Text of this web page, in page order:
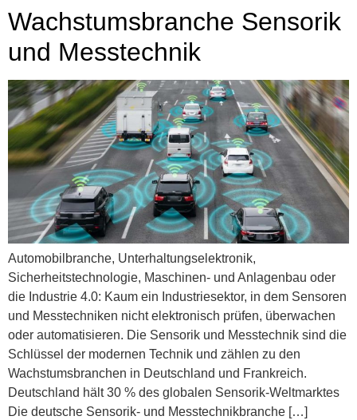
Wachstumsbranche Sensorik
und Messtechnik
Automobilbranche, Unterhaltungselektronik,
Sicherheitstechnologie, Maschinen- und Anlagenbau oder
die Industrie 4.0: Kaum ein Industriesektor, in dem Sensoren
und Messtechniken nicht elektronisch prüfen, überwachen
oder automatisieren. Die Sensorik und Messtechnik sind die
Schlüssel der modernen Technik und zählen zu den
Wachstumsbranchen in Deutschland und Frankreich.
Deutschland hält 30 % des globalen Sensorik-Weltmarktes
Die deutsche Sensorik- und Messtechnikbranche […]